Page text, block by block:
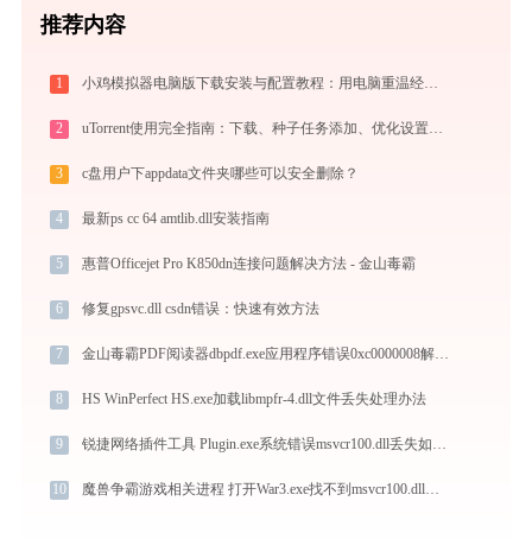
推荐内容
1 小鸡模拟器电脑版下载安装与配置教程：用电脑重温经典街机与掌机游戏
2 uTorrent使用完全指南：下载、种子任务添加、优化设置与BT客户端对比
3 c盘用户下appdata文件夹哪些可以安全删除？
4 最新ps cc 64 amtlib.dll安装指南
5 惠普Officejet Pro K850dn连接问题解决方法 - 金山毒霸
6 修复gpsvc.dll csdn错误：快速有效方法
7 金山毒霸PDF阅读器dbpdf.exe应用程序错误0xc0000008解决方法
8 HS WinPerfect HS.exe加载libmpfr-4.dll文件丢失处理办法
9 锐捷网络插件工具 Plugin.exe系统错误msvcr100.dll丢失如何解决
10 魔兽争霸游戏相关进程 打开War3.exe找不到msvcr100.dll怎么办